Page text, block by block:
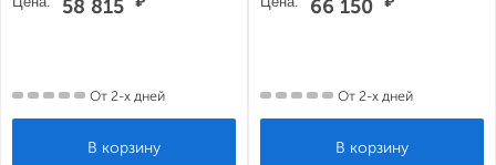
58 815
От 2-х дней
66 150
От 2-х дней